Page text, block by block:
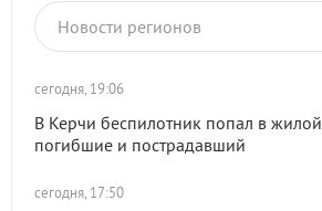
Новости регионов
сегодня, 19:06
В Керчи беспилотник попал в
погибшие и пострадавший
сегодня, 17:50